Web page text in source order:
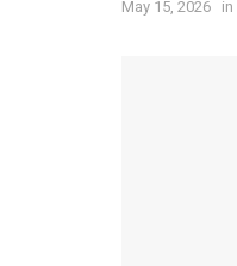
May 15, 2026 in